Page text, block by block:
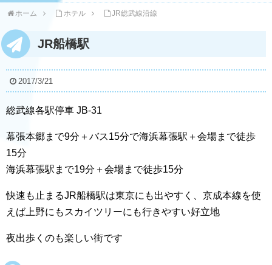
ホーム ホテル JR総武線沿線
JR船橋駅
2017/3/21
総武線各駅停車 JB-31
幕張本郷まで9分＋バス15分で海浜幕張駅＋会場まで徒歩
15分
海浜幕張駅まで19分＋会場まで徒歩15分
快速も止まるJR船橋駅は東京にも出やすく、京成本線を使
えば上野にもスカイツリーにも行きやすい好立地
夜出歩くのも楽しい街です